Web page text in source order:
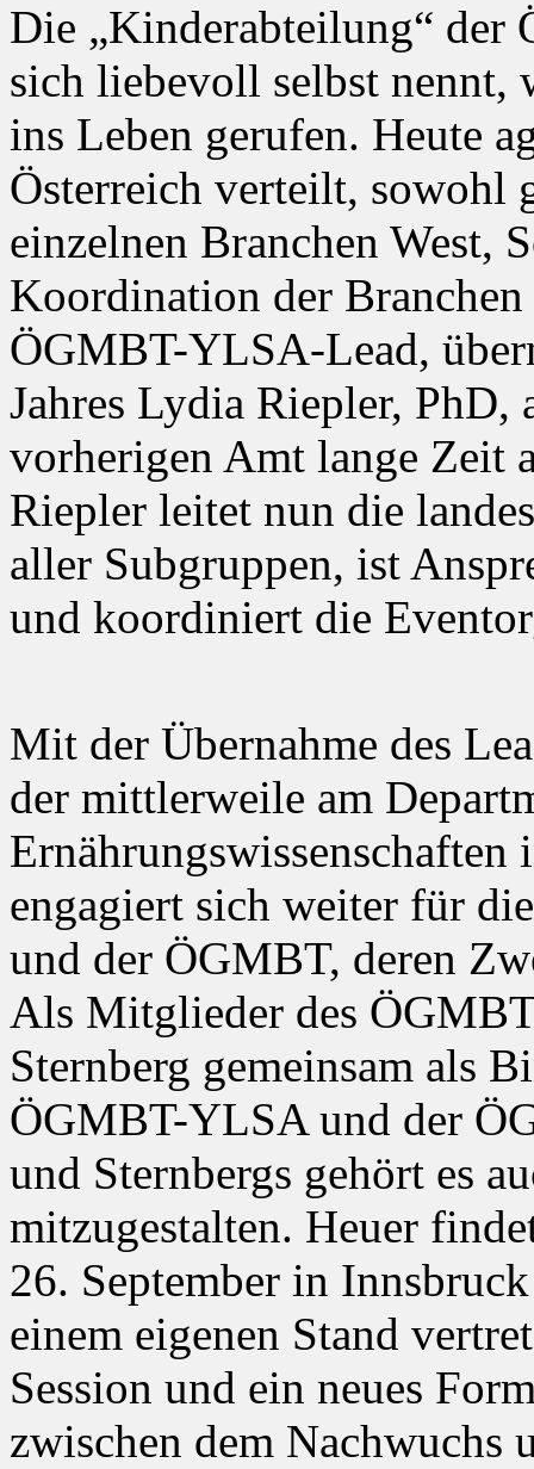
Die „Kinderabteilung“
sich liebevoll selbst nennt,
ins Leben gerufen. Heute
Österreich verteilt, sowohl
einzelnen Branchen West,
Koordination der Branchen
ÖGMBT-YLSA-Lead,
Jahres Lydia Riepler,
vorherigen Amt lange Zeit
Riepler leitet nun die
aller Subgruppen, ist
und koordiniert die
Mit der Übernahme des
der mittlerweile am
engagiert sich weiter für
und der ÖGMBT, deren
Als Mitglieder des
Sternberg gemeinsam als
ÖGMBT-YLSA und der
und Sternbergs gehört es
mitzugestalten. Heuer
26. September in
einem eigenen Stand
Session und ein neues
zwischen dem Nachwuchs